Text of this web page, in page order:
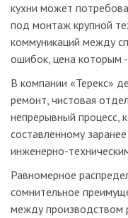
кухни может
под монтаж крупной
коммуникаций между
ошибок, цена которым -
В компании «Терекс»
ремонт, чистовая
непрерывный процесс,
составленному
инженерно-
Равномерное
сомнительное
между производством